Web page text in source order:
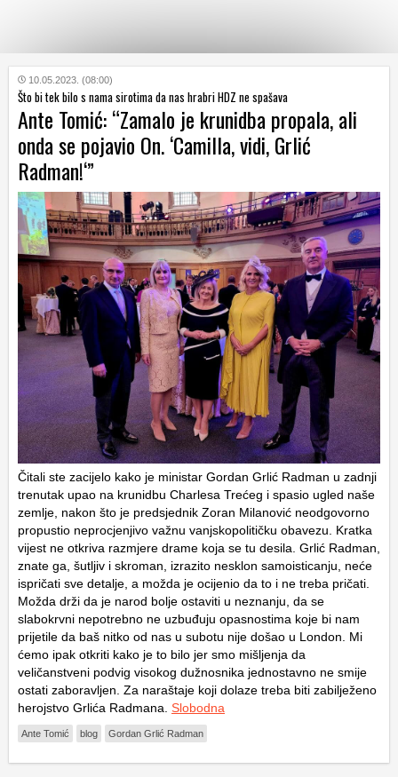
KATEGORIJE
HRVATSKI
WEB
10.05.2023. (08:00)
Što bi tek bilo s nama sirotima da nas hrabri HDZ ne spašava
Ante Tomić: “Zamalo je krunidba propala, ali
onda se pojavio On. ‘Camilla, vidi, Grlić
Radman!‘”
Čitali ste zacijelo kako je ministar Gordan Grlić Radman u zadnji
trenutak upao na krunidbu Charlesa Trećeg i spasio ugled naše
zemlje, nakon što je predsjednik Zoran Milanović neodgovorno
propustio neprocjenjivo važnu vanjskopolitičku obavezu. Kratka
vijest ne otkriva razmjere drame koja se tu desila. Grlić Radman,
znate ga, šutljiv i skroman, izrazito nesklon samoisticanju, neće
ispričati sve detalje, a možda je ocijenio da to i ne treba pričati.
Možda drži da je narod bolje ostaviti u neznanju, da se
slabokrvni nepotrebno ne uzbuđuju opasnostima koje bi nam
prijetile da baš nitko od nas u subotu nije došao u London. Mi
ćemo ipak otkriti kako je to bilo jer smo mišljenja da
veličanstveni podvig visokog dužnosnika jednostavno ne smije
ostati zaboravljen. Za naraštaje koji dolaze treba biti zabilježeno
herojstvo Grlića Radmana. Slobodna
Ante Tomić blog Gordan Grlić Radman